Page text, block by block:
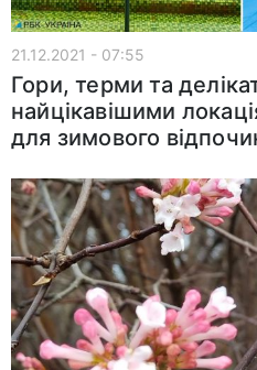
21.12.2021 - 07:55
Гори, терми та
найцікавішими
для зимового